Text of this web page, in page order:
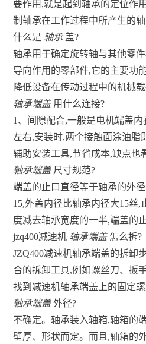
要作用,就是起到轴承的定位作
制轴承在工作过程中所产生的
什么是 轴承 盖?
轴承用于确定旋转轴与其他零
导向作用的零部件,它的主要功
降低设备在传动过程中的机械
轴承端盖 用什么连接?
1、间隙配合,一般是电机端盖
左右,安装时,两个接触面涂油脂
辅助安装工具,节省成本,缺点也
轴承端盖 尺寸规范?
端盖的止口直径等于轴承的外
15,外盖内径比轴承内径大15丝
度减去轴承宽度的一半,端盖的
jzq400减速机 轴承端盖 怎么拆?
JZQ400减速机轴承端盖的拆卸
合的拆卸工具,例如螺丝刀、扳
找到减速机轴承端盖上的固定
轴承端盖外径?
不确定。轴承装入轴箱,轴箱的
壁厚、形状而定。而且,轴箱的